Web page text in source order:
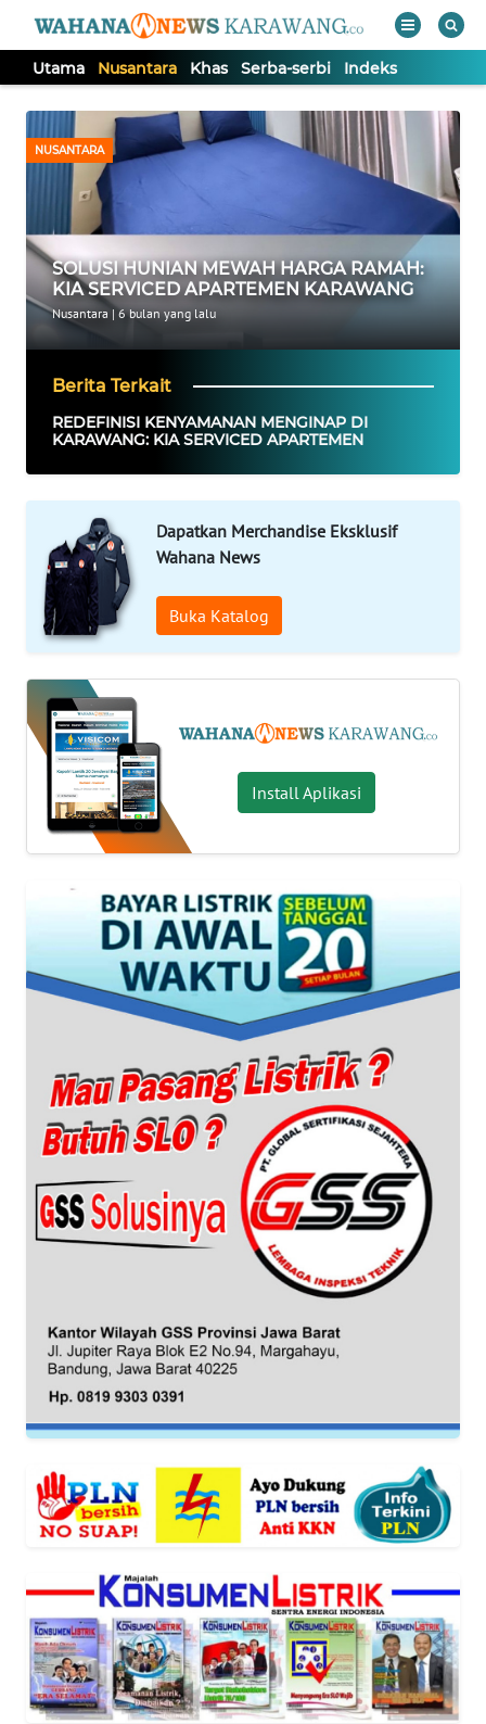
Utama Nusantara Khas Serba-serbi Indeks
NUSANTARA
SOLUSI HUNIAN MEWAH HARGA RAMAH:
KIA SERVICED APARTEMEN KARAWANG
Nusantara | 6 bulan yang lalu
Berita Terkait
REDEFINISI KENYAMANAN MENGINAP DI
KARAWANG: KIA SERVICED APARTEMEN
Dapatkan Merchandise Eksklusif
Wahana News
Buka Katalog
Install Aplikasi
TV
Tutup
UTAMA
NUSANTARA
KHAS
SERBA-
INDEKS
KONTAK
KAMI
TENTANG
KAMI
PEDOMAN
MEDIA
KARIR
Wahana
Regional
WN
SUMUT
WN
WN
WN
NTT
WN
KEPRI
WN
PAPUA